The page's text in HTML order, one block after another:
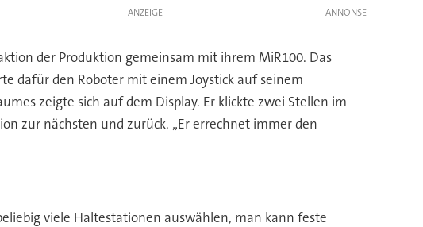
ANZEIGE
der Produktion gemeinsam mit ihrem MiR100. Das
dafür den Roboter mit einem Joystick auf seinem
zeigte sich auf dem Display. Er klickte zwei Stellen im
zur nächsten und zurück. „Er errechnet immer den
viele Haltestationen auswählen, man kann feste